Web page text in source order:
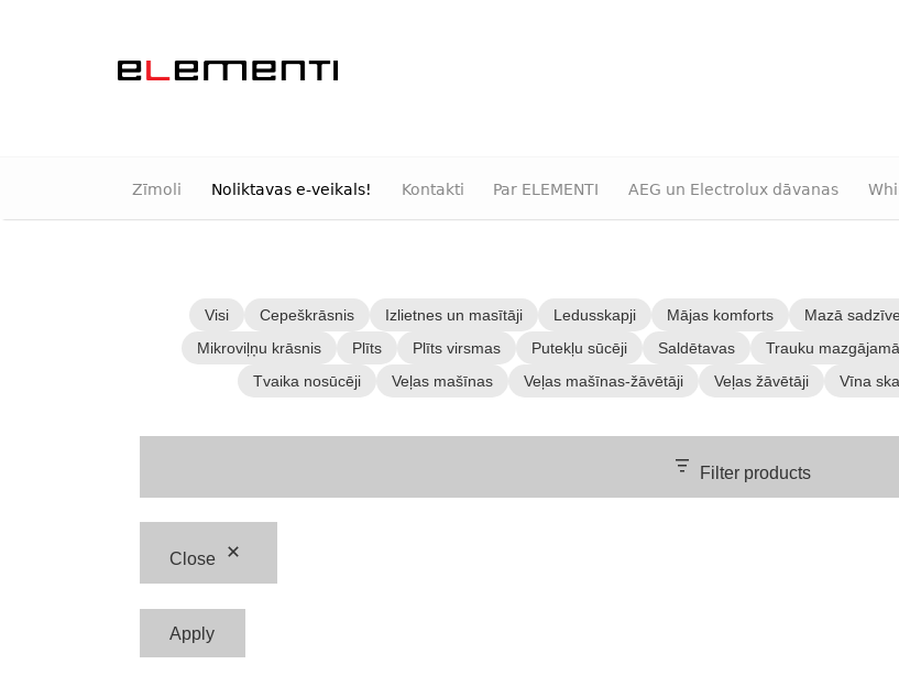
Zīmoli Noliktavas e-veikals! Kontakti Par ELEMENTI AEG un Electrolux dāvanas
Visi Cepeškrāsnis Izlietnes un masītāji Ledusskapji Mājas komforts
Mazā
Mikroviļņu krāsnis
Plīts Plīts virsmas Putekļu sūcēji Saldētavas
Trauku
Tvaika nosūcēji
Veļas mašīnas Veļas mašīnas-žāvētāji Veļas žāvētāji Vīna
Filter products
Close
Apply